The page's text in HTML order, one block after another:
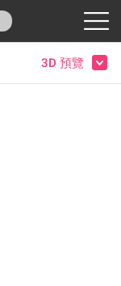
3D 預覽